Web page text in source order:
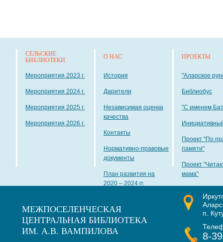
СЕЛЬСКИЕ
БИБЛИОТЕКИ
Мероприятия 2023 г.
Мероприятия 2024 г.
Мероприятия 2025 г.
Мероприятия 2026 г.
О НАС
История
Дарители
Независимая оценка
качества
Контакты
Нормативно-правовые
документы
План развития на
2020 – 2024 гг.
ПРОЕКТЫ
"Аларское
Библиобус
"С именем
Проект "По
памяти"
Проект
мама"
МЕЖПОСЕЛЕНЧЕСКАЯ
ЦЕНТРАЛЬНАЯ БИБЛИОТЕКА
ИМ. А.В. ВАМПИЛОВА
п.
8-